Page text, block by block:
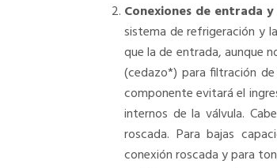
Conexiones de entrada
sistema de refrigeración y
que la de entrada, aunque
(cedazo*) para filtración
componente evitará el
internos de la válvula.
roscada. Para bajas
conexión roscada y para